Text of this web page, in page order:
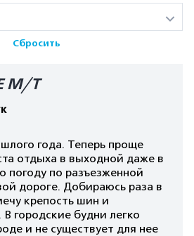
Сбросить
M/T
года. Теперь проще
отдыха в выходной даже в
по разъезженной
дороге. Добираюсь раза в
крепость шин и
В городские будни легко
и не существует для нее